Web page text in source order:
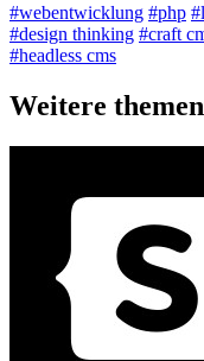
#webentwicklung #php
#design thinking #craft
#headless cms
Weitere